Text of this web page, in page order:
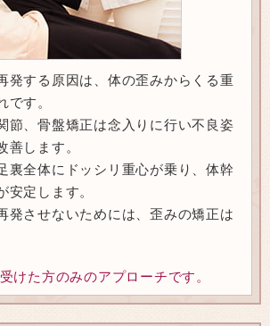
発する原因は、体の歪みからくる重
です。
節、骨盤矯正は念入りに行い不良姿
善します。
裏全体にドッシリ重心が乗り、体幹
安定します。
発させないためには、歪みの矯正は
けた方のみのアプローチです。